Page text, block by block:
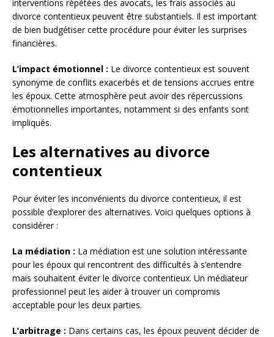
interventions répétées des avocats, les frais associés au
divorce contentieux peuvent être substantiels. Il est important
de bien budgétiser cette procédure pour éviter les surprises
financières.
L’impact émotionnel : Le divorce contentieux est souvent
synonyme de conflits exacerbés et de tensions accrues entre
les époux. Cette atmosphère peut avoir des répercussions
émotionnelles importantes, notamment si des enfants sont
impliqués.
Les alternatives au divorce
contentieux
Pour éviter les inconvénients du divorce contentieux, il est
possible d’explorer des alternatives. Voici quelques options à
considérer :
La médiation : La médiation est une solution intéressante
pour les époux qui rencontrent des difficultés à s’entendre
mais souhaitent éviter le divorce contentieux. Un médiateur
professionnel peut les aider à trouver un compromis
acceptable pour les deux parties.
L’arbitrage : Dans certains cas, les époux peuvent décider de